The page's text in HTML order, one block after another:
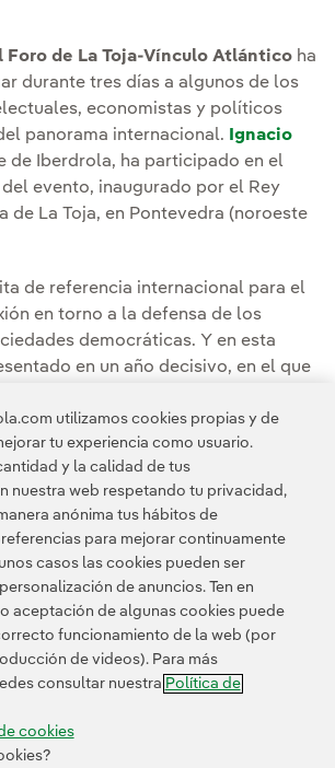
Foro de La Toja-Vínculo Atlántico ha
durante tres días a algunos de los
economistas y políticos
panorama internacional.
Ignacio
de Iberdrola, ha participado en el
evento, inaugurado por el Rey
de La Toja, en Pontevedra (noroeste
de referencia internacional para el
en torno a la defensa de los
democráticas. Y en esta
en un año decisivo, en el que
con las elecciones en los
como las europeas, sin olvidar las
y Gaza o las tensiones
la economía global.
Política de Privacidad Información legal
en el uso de la IA
cookies Accesibilidad
utilizamos cookies propias y de
tu experiencia como usuario.
y la calidad de tus
nuestra web respetando tu privacidad,
anónima tus hábitos de
para mejorar continuamente
casos las cookies pueden ser
de anuncios. Ten en
aceptación de algunas cookies puede
funcionamiento de la web (por
de videos). Para más
consultar nuestra Política de
cookies